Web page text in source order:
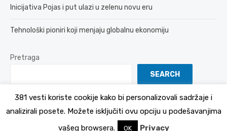
Inicijativa Pojas i put ulazi u zelenu novu eru
Tehnološki pioniri koji menjaju globalnu ekonomiju
Pretraga
SEARCH
Politika Privatnosti
381 vesti koriste cookije kako bi personalizovali sadržaje i
analizirali posete. Možete isključiti ovu opciju u podešavanjima
vašeg browsera.
OK Privacy